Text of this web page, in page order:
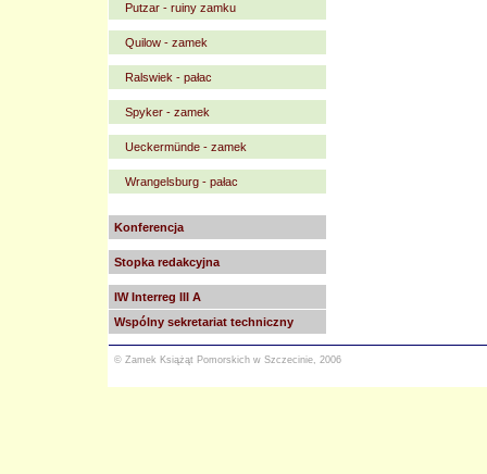
Putzar - ruiny zamku
Quilow - zamek
Ralswiek - pałac
Spyker - zamek
Ueckermünde - zamek
Wrangelsburg - pałac
Konferencja
Stopka redakcyjna
IW Interreg III A
Wspólny sekretariat techniczny
© Zamek Książąt Pomorskich w Szczecinie, 2006